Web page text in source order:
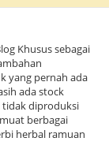
Khusus sebagai
yang pernah ada
ada stock
tidak diproduksi
berbagai
herbal ramuan